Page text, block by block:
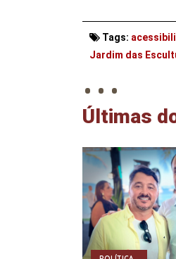
Tags:
Jardim das
. . .
Últimas